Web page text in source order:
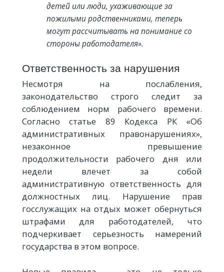
детей или люди, ухаживающие за
пожилыми родственниками, теперь
могут рассчитывать на понимание со
стороны работодателя».
Ответственность за нарушения
Несмотря на послабления,
законодательство строго следит за
соблюдением норм рабочего времени.
Согласно статье 89 Кодекса РК «Об
административных правонарушениях»,
незаконное превышение
продолжительности рабочего дня или
недели влечет за собой
административную ответственность для
должностных лиц. Нарушение прав
госслужащих на отдых может обернуться
штрафами для работодателей, что
подчеркивает серьезность намерений
государства в этом вопросе.